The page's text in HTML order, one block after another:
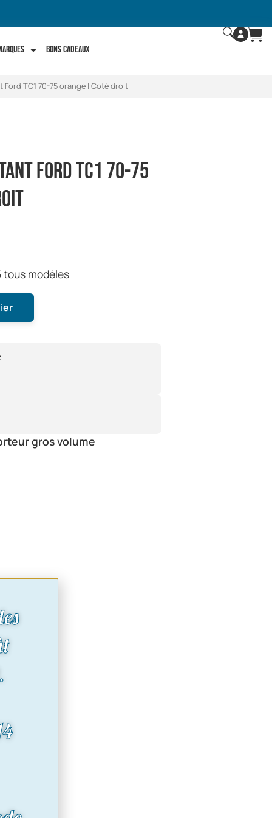
Bons Cadeaux
TC1 70-75 orange | Coté droit
Ford TC1 70-75
tous modèles
gros volume